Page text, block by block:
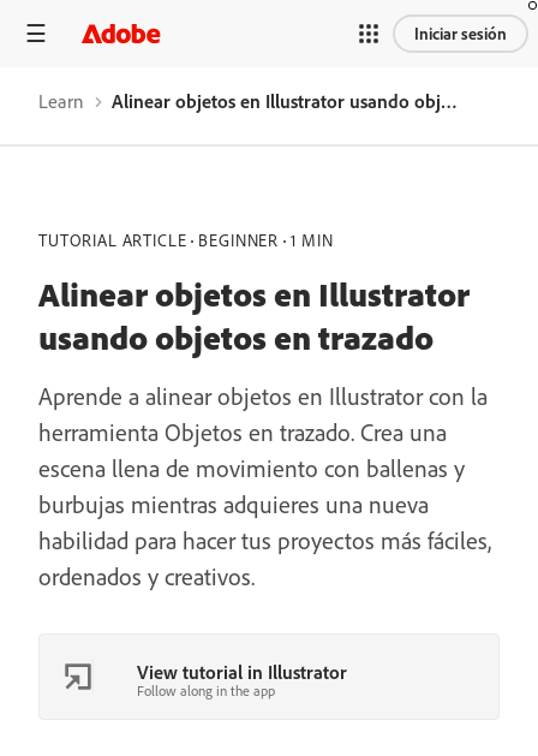
Iniciar sesión
Learn Alinear objetos en Illustrator usando objetos en trazado
TUTORIAL ARTICLE BEGINNER 1 MIN
Alinear objetos en Illustrator
usando objetos en trazado
Aprende a alinear objetos en Illustrator con la
herramienta Objetos en trazado. Crea una
escena llena de movimiento con ballenas y
burbujas mientras adquieres una nueva
habilidad para hacer tus proyectos más fáciles,
ordenados y creativos.
View tutorial in Illustrator
Follow along in the app